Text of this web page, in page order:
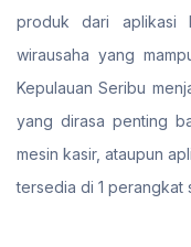
produk dari aplikasi
wirausaha yang
Kepulauan Seribu
yang dirasa penting
mesin kasir, ataupun
tersedia di 1 perangkat